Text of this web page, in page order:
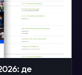
де